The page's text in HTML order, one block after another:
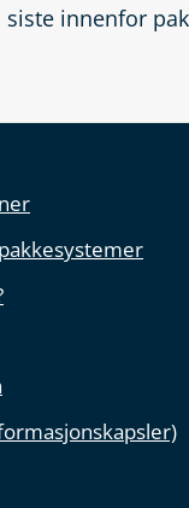
siste innenfor